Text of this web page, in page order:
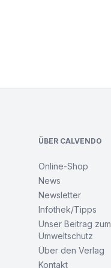
ÜBER CALVENDO
Online-Shop
News
Newsletter
Infothek/Tipps
Unser Beitrag zum
Umweltschutz
Über den Verlag
Kontakt